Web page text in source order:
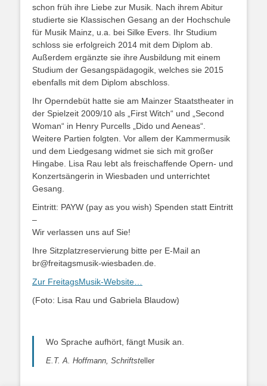
schon früh ihre Liebe zur Musik. Nach ihrem Abitur
studierte sie Klassischen Gesang an der Hochschule
für Musik Mainz, u.a. bei Silke Evers. Ihr Studium
schloss sie erfolgreich 2014 mit dem Diplom ab.
Außerdem ergänzte sie ihre Ausbildung mit einem
Studium der Gesangspädagogik, welches sie 2015
ebenfalls mit dem Diplom abschloss.
Ihr Operndebüt hatte sie am Mainzer Staatstheater in
der Spielzeit 2009/10 als „First Witch“ und „Second
Woman“ in Henry Purcells „Dido und Aeneas“.
Weitere Partien folgten. Vor allem der Kammermusik
und dem Liedgesang widmet sie sich mit großer
Hingabe. Lisa Rau lebt als freischaffende Opern- und
Konzertsängerin in Wiesbaden und unterrichtet
Gesang.
Eintritt: PAYW (pay as you wish) Spenden statt Eintritt
–
Wir verlassen uns auf Sie!
Ihre Sitzplatzreservierung bitte per E-Mail an
br@freitagsmusik-wiesbaden.de.
Zur FreitagsMusik-Website…
(Foto: Lisa Rau und Gabriela Blaudow)
Wo Sprache aufhört, fängt Musik an.
E.T. A. Hoffmann, Schriftsteller